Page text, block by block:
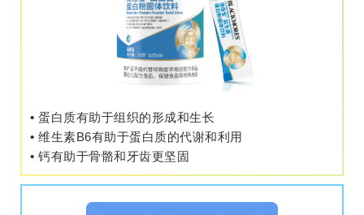
• 蛋白质有助于组织的形成和生长
• 维生素B6有助于蛋白质的代谢和利用
• 钙有助于骨骼和牙齿更坚固